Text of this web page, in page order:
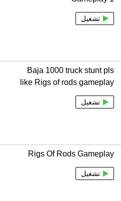
تشغيل
Baja 1000 truck stunt pls
like Rigs of rods gameplay
تشغيل
Rigs Of Rods Gameplay
تشغيل